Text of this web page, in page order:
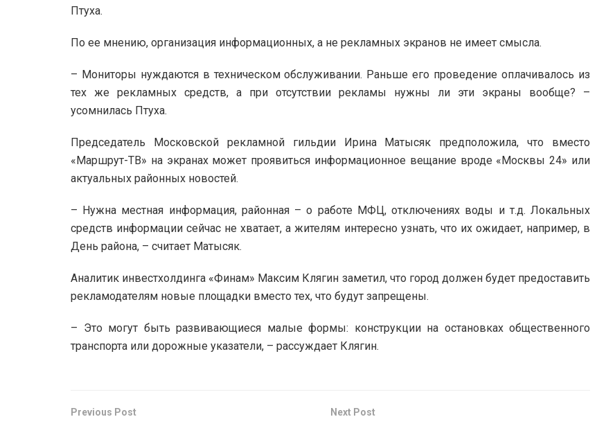
Птуха.
По ее мнению, организация информационных, а не рекламных экранов не имеет смысла.
– Мониторы нуждаются в техническом обслуживании. Раньше его проведение оплачивалось из
тех же рекламных средств, а при отсутствии рекламы нужны ли эти экраны вообще? –
усомнилась Птуха.
Председатель Московской рекламной гильдии Ирина Матысяк предположила, что вместо
«Маршрут-ТВ» на экранах может проявиться информационное вещание вроде «Москвы 24» или
актуальных районных новостей.
– Нужна местная информация, районная – о работе МФЦ, отключениях воды и т.д. Локальных
средств информации сейчас не хватает, а жителям интересно узнать, что их ожидает, например, в
День района, – считает Матысяк.
Аналитик инвестхолдинга «Финам» Максим Клягин заметил, что город должен будет предоставить
рекламодателям новые площадки вместо тех, что будут запрещены.
– Это могут быть развивающиеся малые формы: конструкции на остановках общественного
транспорта или дорожные указатели, – рассуждает Клягин.
Previous Post Next Post